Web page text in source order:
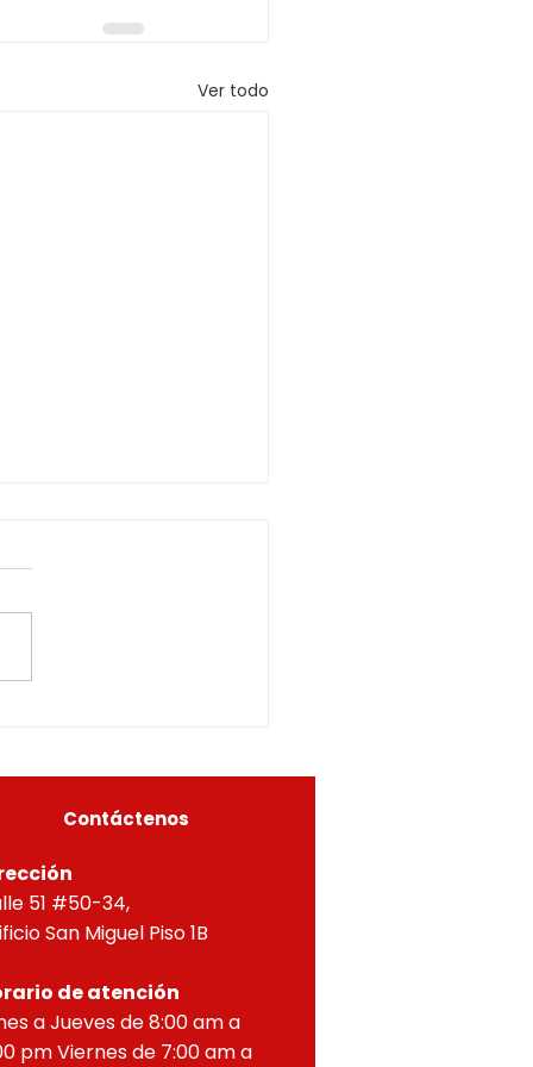
Ver todo
0226OF- 224
URBANO
concordantes, hace
que según ra
Contáctenos
51 #50-34,
San Miguel Piso 1B
de atención
a Jueves de 8:00 am a
pm Viernes de 7:00 am a